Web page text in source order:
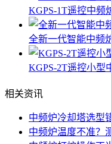
KGPS-1T遥控中频
全新一代智能中频
KGPS-2T遥控小型
相关资讯
中频炉冷却塔选型
中频炉温度不准？